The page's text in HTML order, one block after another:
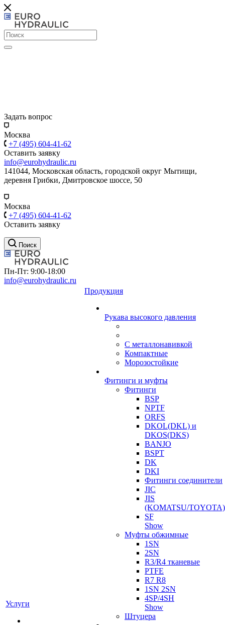
Задать вопрос
Москва
+7 (495) 604-41-62
Оставить заявку
info@eurohydraulic.ru
141044, Московская область, городской округ Мытищи,
деревня Грибки, Дмитровское шоссе, 50
Москва
+7 (495) 604-41-62
Оставить заявку
Поиск
Пн-Пт: 9:00-18:00
info@eurohydraulic.ru
Услуги
Продукция
Рукава высокого давления
С металлонавивкой
Компактные
Морозостойкие
Фитинги и муфты
Фитинги
BSP
NPTF
ORFS
DKOL(DKL) и
DKOS(DKS)
BANJO
BSPT
DK
DKI
Фитинги соединители
JIC
JIS
(KOMATSU/TOYOTA)
SF
Show
Муфты обжимные
1SN
2SN
R3/R4 тканевые
PTFE
R7 R8
1SN 2SN
4SP/4SH
Show
Штуцера